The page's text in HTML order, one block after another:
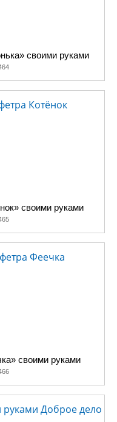
своими руками
своими руками
своими руками